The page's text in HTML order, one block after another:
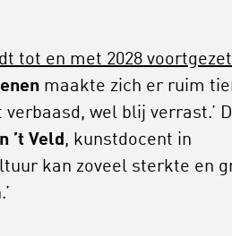
tot en met 2028
maakte zich er ruim
wel blij verrast.’
’t Veld, kunstdocent in
kan zoveel sterkte en